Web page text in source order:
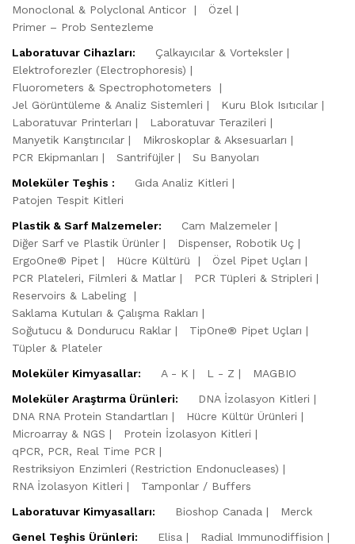
Monoclonal & Polyclonal Anticor
Özel
Primer – Prob Sentezleme
Laboratuvar Cihazları:
Çalkayıcılar & Vorteksler
Elektroforezler (Electrophoresis)
Fluorometers & Spectrophotometers
Jel Görüntüleme & Analiz Sistemleri
Kuru Blok Isıtıcılar
Laboratuvar Printerları
Laboratuvar Terazileri
Manyetik Karıştırıcılar
Mikroskoplar & Aksesuarları
PCR Ekipmanları
Santrifüjler
Su Banyoları
Moleküler Teşhis :
Gıda Analiz Kitleri
Patojen Tespit Kitleri
Plastik & Sarf Malzemeler:
Cam Malzemeler
Diğer Sarf ve Plastik Ürünler
Dispenser, Robotik Uç
ErgoOne® Pipet
Hücre Kültürü
Özel Pipet Uçları
PCR Plateleri, Filmleri & Matlar
PCR Tüpleri & Stripleri
Reservoirs & Labeling
Saklama Kutuları & Çalışma Rakları
Soğutucu & Dondurucu Raklar
TipOne® Pipet Uçları
Tüpler & Plateler
Moleküler Kimyasallar:
A - K L - Z
MAGBIO
Moleküler Araştırma Ürünleri:
DNA İzolasyon Kitleri
DNA RNA Protein Standartları
Hücre Kültür Ürünleri
Microarray & NGS
Protein İzolasyon Kitleri
qPCR, PCR, Real Time PCR
Restriksiyon Enzimleri (Restriction Endonucleases)
RNA İzolasyon Kitleri
Tamponlar / Buffers
Laboratuvar Kimyasalları:
Bioshop Canada
Merck
Genel Teşhis Ürünleri:
Elisa Radial Immunodiffision